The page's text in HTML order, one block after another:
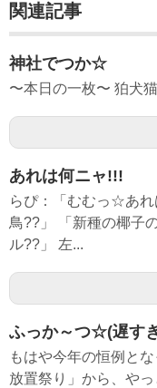
関連記事
神社でつか☆
〜本日の一枚〜 狛犬
あれは何ニャ!!!
らぴ：「むむっ☆あれ
鳥??」 「新種の椰子
ル??」 左...
ふっか～つ☆(遅す
もはや今年の恒例と
放置祭り」から、や